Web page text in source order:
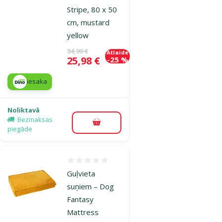
Stripe, 80 x 50
cm, mustard
yellow
Oriģinālā cena
34,99 €
Cena
25,98 €
Atlaide
-25 %
iesaka
Noliktavā
Bezmaksas
piegāde
Pievienot grozam
Guļvieta
suņiem – Dog
Fantasy
Mattress